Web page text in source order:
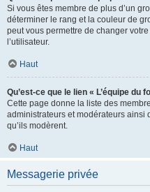
Si vous êtes membre de plus d’un
déterminer le rang et la couleur de
peut vous permettre de changer
l’utilisateur.
Haut
Qu’est-ce que le lien « L’équipe du
Cette page donne la liste des
administrateurs et modérateurs ainsi
qu’ils modèrent.
Haut
Messagerie privée